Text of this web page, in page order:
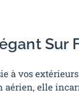
Sur
à vos
aérien, elle